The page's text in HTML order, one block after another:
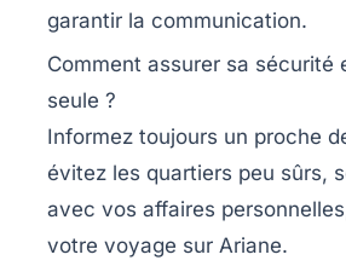
garantir la communication.
Comment assurer sa sécurité
seule ?
Informez toujours un proche
évitez les quartiers peu sûrs,
avec vos affaires
votre voyage sur Ariane.